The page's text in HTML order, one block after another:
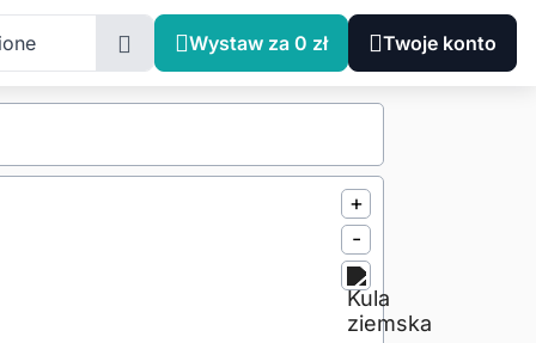
Wystaw za 0 zł Twoje konto
+
-